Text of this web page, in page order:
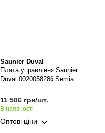
Saunier Duval
Плата управління Saunier
Duval 0020058286 Semia
11 506 грн/шт.
В наявності
Оптові ціни